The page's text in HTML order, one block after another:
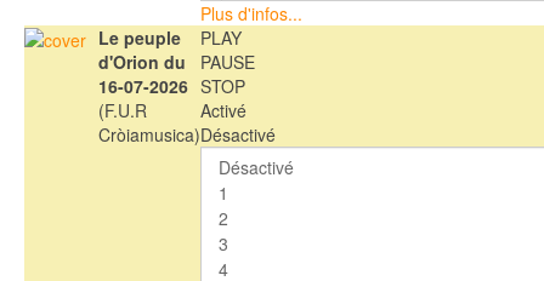
Plus d'infos...
Le peuple
d'Orion du
16-07-2026
(F.U.R
Cròiamusica)
PLAY
PAUSE
STOP
Activé
Désactivé